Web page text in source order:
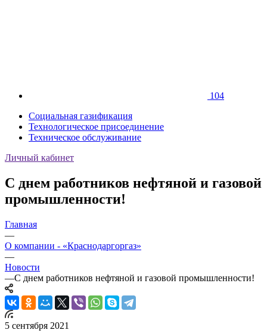
104
Социальная газификация
Технологическое присоединение
Техническое обслуживание
Личный кабинет
С днем работников нефтяной и газовой
промышленности!
Главная
—
О компании - «Краснодаргоргаз»
—
Новости
—С днем работников нефтяной и газовой промышленности!
5 сентября 2021